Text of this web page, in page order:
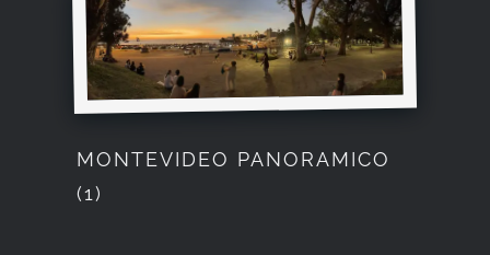
MONTEVIDEO PANORAMICO
(1)